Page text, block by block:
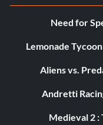
Need for
Lemonade
Aliens vs.
Andretti
Medieval 2 :